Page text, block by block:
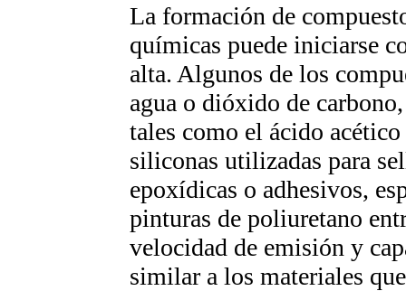
La formación de
químicas puede iniciarse
alta. Algunos de los
agua o dióxido de
tales como el ácido
siliconas utilizadas para
epoxídicas o adhesivos,
pinturas de poliuretano
velocidad de emisión y
similar a los materiales